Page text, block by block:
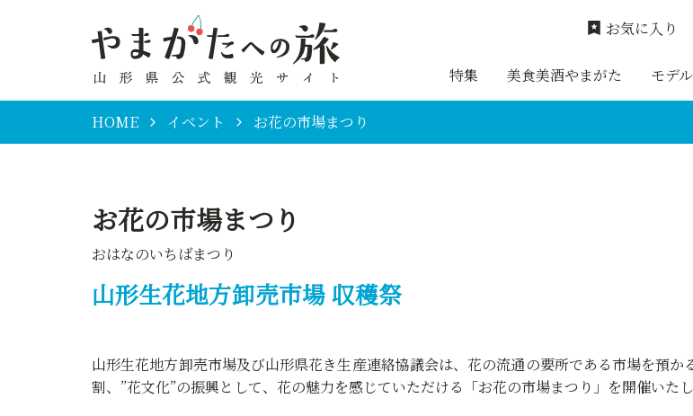
特集 美食美酒やまがた モデ
お気に入り
HOME イベント お花の市場まつり
お花の市場まつり
おはなのいちばまつり
山形生花地方卸売市場 収穫祭
山形生花地方卸売市場及び山形県花き生産連絡協議会は、花の流通の要所である市場を預か
割、”花文化”の振興として、花の魅力を感じていただける「お花の市場まつり」を開催いたし